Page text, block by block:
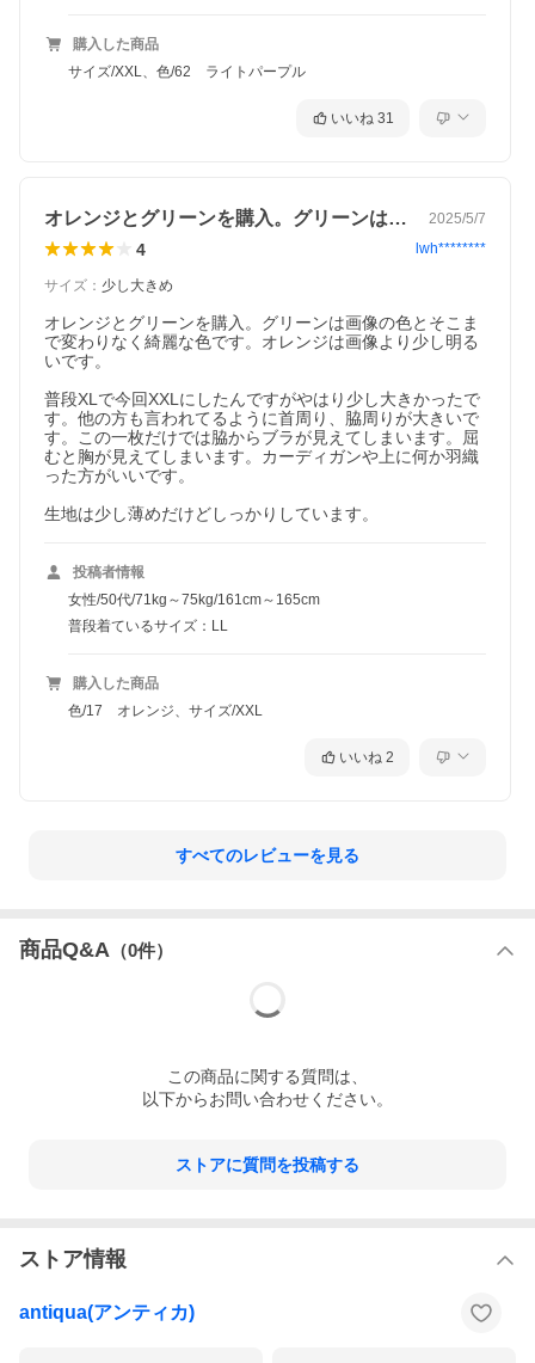
購入した商品
サイズ/XXL、色/62 ライトパープル
いいね 31
オレンジとグリーンを購入。グリーンは画… 2025/5/7
4 lwh********
サイズ ： 少し大きめ
オレンジとグリーンを購入。グリーンは画像の色とそこま
で変わりなく綺麗な色です。オレンジは画像より少し明る
いです。
普段XLで今回XXLにしたんですがやはり少し大きかったで
す。他の方も言われてるように首周り、脇周りが大きいで
す。この一枚だけでは脇からブラが見えてしまいます。屈
むと胸が見えてしまいます。カーディガンや上に何か羽織
った方がいいです。
生地は少し薄めだけどしっかりしています。
投稿者情報
女性/50代/71kg～75kg/161cm～165cm
普段着ているサイズ：LL
購入した商品
色/17 オレンジ、サイズ/XXL
いいね 2
すべてのレビューを見る
商品Q&A （0件）
この商品に関する質問は、
以下からお問い合わせください。
ストアに質問を投稿する
ストア情報
antiqua(アンティカ)